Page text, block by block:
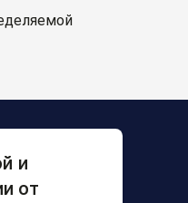
и
от